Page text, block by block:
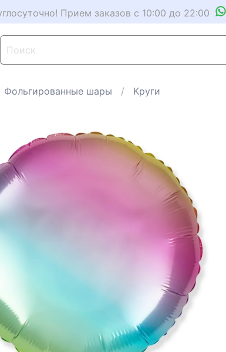
Прием заказов с 10:00 до 22:00
Фольгированные шары Круги